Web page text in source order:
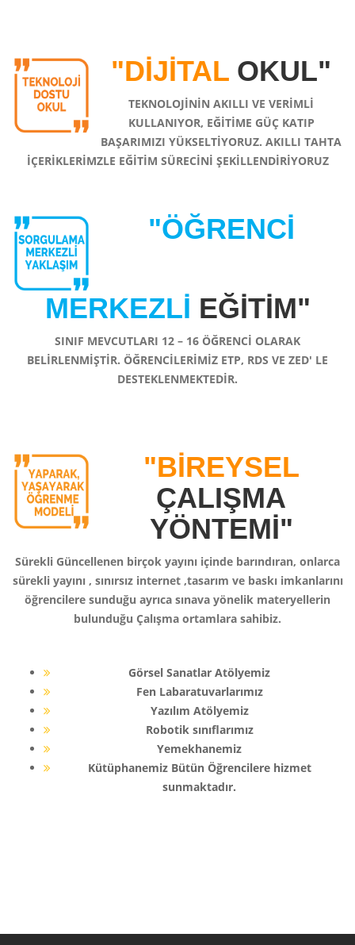
"DİJİTAL OKUL"
TEKNOLOJİNİN AKILLI VE VERİMLİ
KULLANIYOR, EĞİTİME GÜÇ KATIP
BAŞARIMIZI YÜKSELTİYORUZ. AKILLI TAHTA
İÇERİKLERİMZLE EĞİTİM SÜRECİNİ ŞEKİLLENDİRİYORUZ
"ÖĞRENCİ
MERKEZLİ EĞİTİM"
SINIF MEVCUTLARI 12 – 16 ÖĞRENCİ OLARAK
BELİRLENMİŞTİR. ÖĞRENCİLERİMİZ ETP, RDS VE ZED' LE
DESTEKLENMEKTEDİR.
"BİREYSEL
ÇALIŞMA
YÖNTEMİ"
Sürekli Güncellenen birçok yayını içinde barındıran, onlarca
sürekli yayını , sınırsız internet ,tasarım ve baskı imkanlarını
öğrencilere sunduğu ayrıca sınava yönelik materyellerin
bulunduğu Çalışma ortamlara sahibiz.
Görsel Sanatlar Atölyemiz
Fen Labaratuvarlarımız
Yazılım Atölyemiz
Robotik sınıflarımız
Yemekhanemiz
Kütüphanemiz Bütün Öğrencilere hizmet
sunmaktadır.